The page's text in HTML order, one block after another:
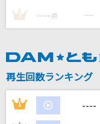
炎と森のカーニバ
緑黄色社会
3 ---- 点 ----
再生回数ランキング
1 ----